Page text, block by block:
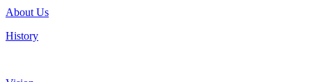
About Us
History